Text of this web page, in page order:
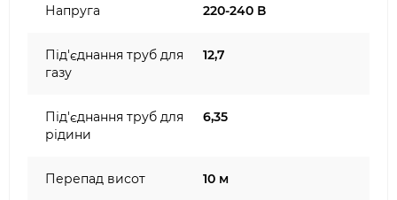
Напруга 220-240 В
Під'єднання труб для
газу
12,7
Під'єднання труб для
рідини
6,35
Перепад висот 10 м